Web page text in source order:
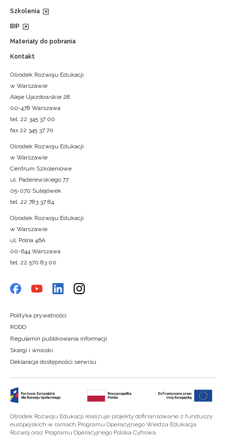
Szkolenia
BIP
Materiały do pobrania
Kontakt
Ośrodek Rozwoju Edukacji
w Warszawie
Aleje Ujazdowskie 28
00-478 Warszawa
tel. 22 345 37 00
fax 22 345 37 70
Ośrodek Rozwoju Edukacji
w Warszawie
Centrum Szkoleniowe
ul. Paderewskiego 77
05-070 Sulejówek
tel. 22 783 37 84
Ośrodek Rozwoju Edukacji
w Warszawie
ul. Polna 46A
00-644 Warszawa
tel. 22 570 83 00
Polityka prywatności
RODO
Regulamin publikowania informacji
Skargi i wnioski
Deklaracja dostępności serwisu
Ośrodek Rozwoju Edukacji realizuje projekty dofinansowane z funduszy
europejskich w ramach Programu Operacyjnego Wiedza Edukacja
Rozwój oraz Programu Operacyjnego Polska Cyfrowa